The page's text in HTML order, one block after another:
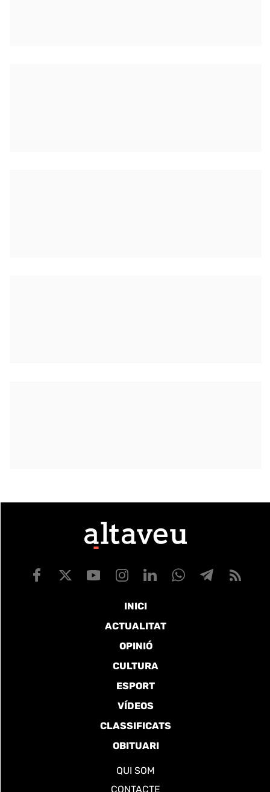
INICI
ACTUALITAT
OPINIÓ
CULTURA
ESPORT
VÍDEOS
CLASSIFICATS
OBITUARI
QUI SOM
CONTACTE